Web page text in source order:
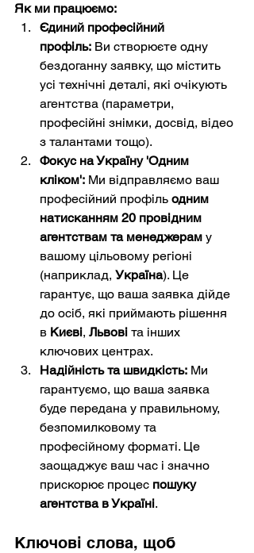
Як ми працюємо:
Єдиний професійний
профіль: Ви створюєте одну
бездоганну заявку, що містить
усі технічні деталі, які очікують
агентства (параметри,
професійні знімки, досвід, відео
з талантами тощо).
Фокус на Україну 'Одним
кліком': Ми відправляємо ваш
професійний профіль одним
натисканням 20 провідним
агентствам та менеджерам у
вашому цільовому регіоні
(наприклад, Україна). Це
гарантує, що ваша заявка дійде
до осіб, які приймають рішення
в Києві, Львові та інших
ключових центрах.
Надійність та швидкість: Ми
гарантуємо, що ваша заявка
буде передана у правильному,
безпомилковому та
професійному форматі. Це
заощаджує ваш час і значно
прискорює процес пошуку
агентства в Україні.
Ключові слова, щоб